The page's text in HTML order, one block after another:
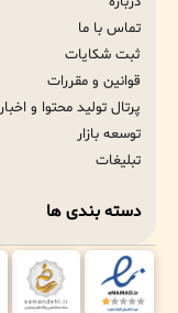
تماس با ما
ثبت شکایات
قوانین و مقررات
پرتال تولید محتوا و اخبار
توسعه بازار
تبلیغات
دسته بندی ها